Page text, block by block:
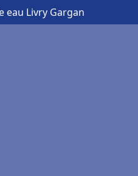
eau Livry Gargan